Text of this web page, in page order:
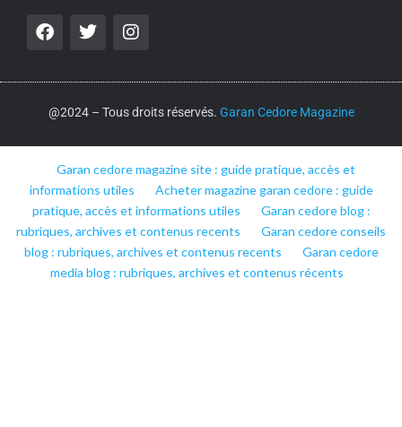
@2024 – Tous droits réservés. Garan Cedore Magazine
Garan cedore magazine site : guide pratique, accès et
informations utiles
Acheter magazine garan cedore : guide
pratique, accès et informations utiles
Garan cedore blog :
rubriques, archives et contenus recents
Garan cedore conseils
blog : rubriques, archives et contenus recents
Garan cedore
media blog : rubriques, archives et contenus récents